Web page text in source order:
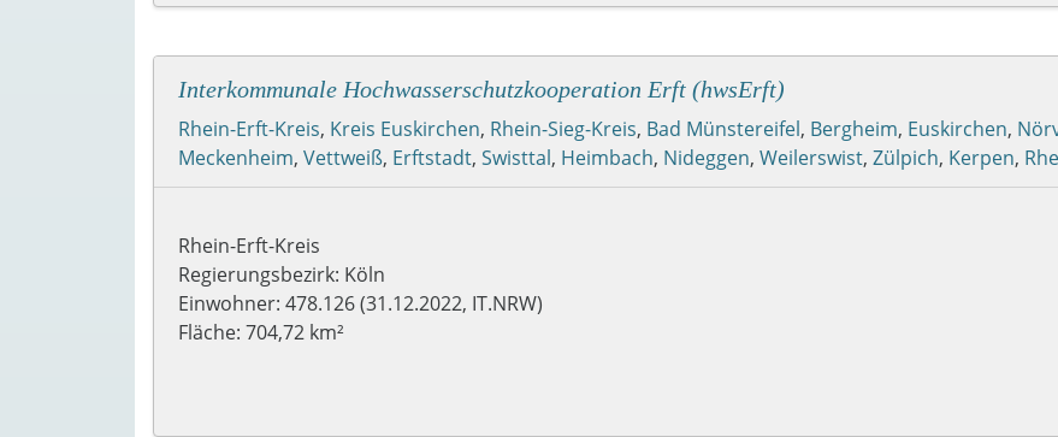
Interkommunale Hochwasserschutzkooperation Erft (hwsErft)
Rhein-Erft-Kreis, Kreis Euskirchen, Rhein-Sieg-Kreis, Bad Münstereifel, Bergheim, Euskirchen,
Meckenheim, Vettweiß, Erftstadt, Swisttal, Heimbach, Nideggen, Weilerswist, Zülpich, Kerpen,
Rhein-Erft-Kreis
Regierungsbezirk: Köln
Einwohner: 478.126 (31.12.2022, IT.NRW)
Fläche: 704,72 km²